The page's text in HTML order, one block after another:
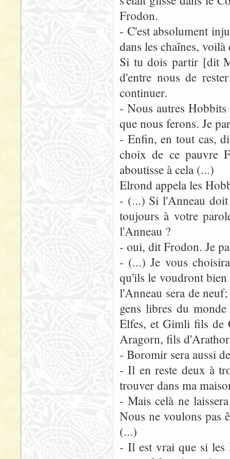
Frodon.
- C'est absolument
dans les chaînes,
Si tu dois partir [dit
d'entre nous de
continuer.
- Nous autres
que nous ferons. Je
- Enfin, en tout cas,
choix de ce pauvre
aboutisse à cela (...)
Elrond appela les
- (...) Si l'Anneau
toujours à votre
l'Anneau ?
- oui, dit Frodon. Je
- (...) Je vous
qu'ils le voudront bien
l'Anneau sera de
gens libres du
Elfes, et Gimli fils de
Aragorn, fils
- Boromir sera aussi
- Il en reste deux à
trouver dans ma
- Mais celà ne
Nous ne voulons pas
(...)
- Il est vrai que si les